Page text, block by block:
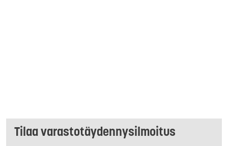
Tilaa varastotäydennysilmoitus